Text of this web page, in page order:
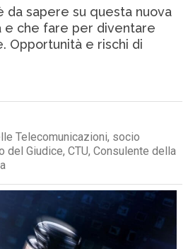
da sapere su questa nuova
e che fare per diventare
Opportunità e rischi di
Telecomunicazioni, socio
del Giudice, CTU, Consulente della